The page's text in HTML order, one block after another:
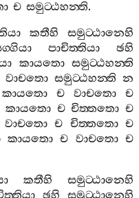
ච සමුට‍්ඨහන‍්ති.
කතීහි
සමුට‍්ඨානෙහි
පාචිත‍්තියා
ඡහි
කායතො සමුට‍්ඨහන‍්ති
වාචතො සමුට‍්ඨහන‍්ති න
කායතො ච වාචතො
ච
කායතො ච චිත‍්තතො ච
වාචතො ච චිත‍්තතො ච
කායතො ච වාචතො ච
කතීහි
සමුට‍්ඨානෙහි